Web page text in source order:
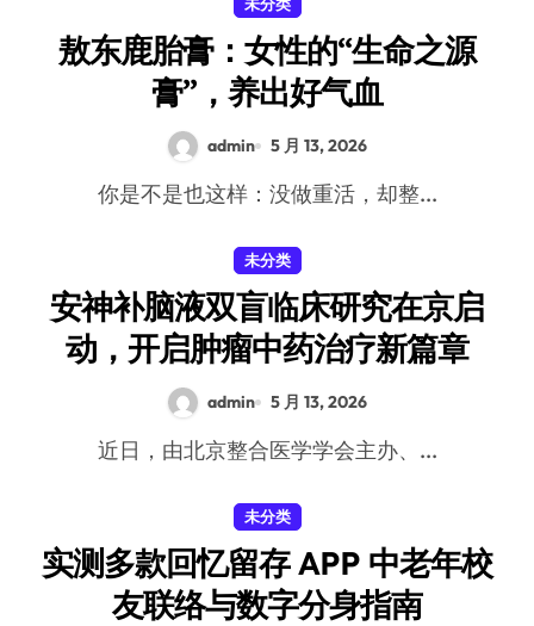
敖东鹿胎膏：女性的“生命之源
膏”，养出好气血
admin 5 月 13, 2026
你是不是也这样：没做重活，却整...
未分类
安神补脑液双盲临床研究在京启
动，开启肿瘤中药治疗新篇章
admin 5 月 13, 2026
近日，由北京整合医学学会主办、...
未分类
实测多款回忆留存 APP 中老年校
友联络与数字分身指南